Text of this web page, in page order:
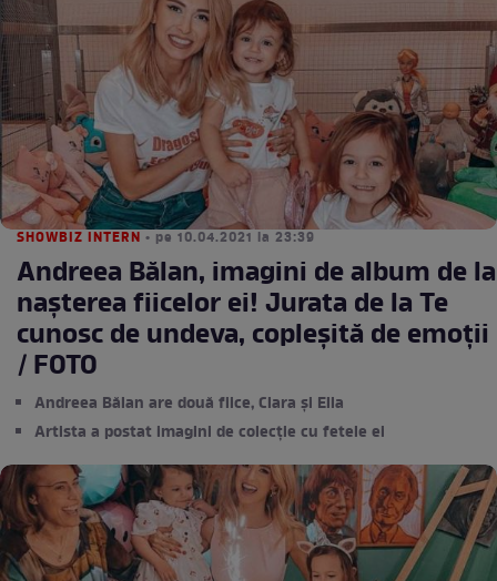
SHOWBIZ INTERN • pe 10.04.2021 la 23:39
Andreea Bălan, imagini de album de la
nașterea fiicelor ei! Jurata de la Te
cunosc de undeva, copleșită de emoții
/ FOTO
Andreea Bălan are două fiice, Clara și Ella
Artista a postat imagini de colecție cu fetele ei